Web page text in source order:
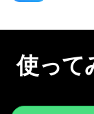
使って